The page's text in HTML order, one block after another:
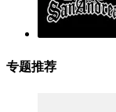
专题推荐